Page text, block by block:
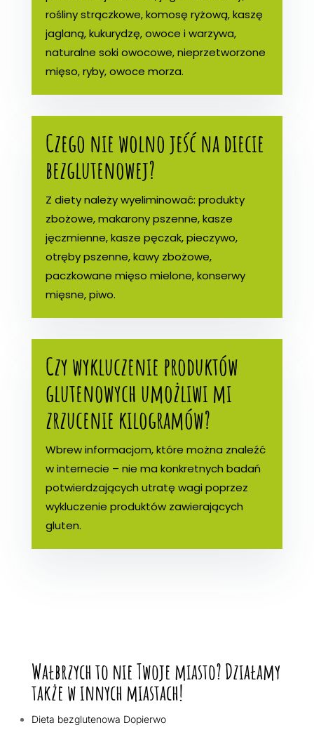
rośliny strączkowe, komosę ryżową, kaszę
jaglaną, kukurydzę, owoce i warzywa,
naturalne soki owocowe, nieprzetworzone
mięso, ryby, owoce morza.
Czego nie wolno jeść na diecie
bezglutenowej?
Z diety należy wyeliminować: produkty
zbożowe, makarony pszenne, kasze
jęczmienne, kasze pęczak, pieczywo,
otręby pszenne, kawy zbożowe,
paczkowane mięso mielone, konserwy
mięsne, piwo.
Czy wykluczenie produktów
glutenowych umożliwi mi
zrzucenie kilogramów?
Wbrew informacjom, które można znaleźć
w internecie – nie ma konkretnych badań
potwierdzających utratę wagi poprzez
wykluczenie produktów zawierających
gluten.
Wałbrzych to nie Twoje miasto? Działamy
także w innych miastach!
Dieta bezglutenowa Dopierwo